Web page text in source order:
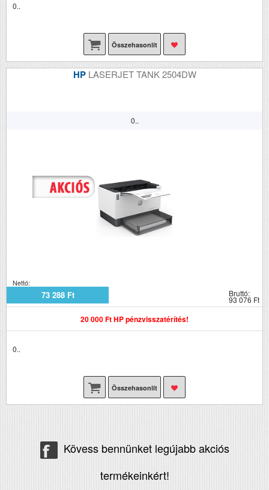
0..
Összehasonlít
HP LASERJET TANK 2504DW
0..
Nettó:
73 288 Ft Bruttó:
93 076 Ft
20 000 Ft HP pénzvisszatérítés!
0..
Összehasonlít
Kövess bennünket legújabb akciós
termékeinkért!